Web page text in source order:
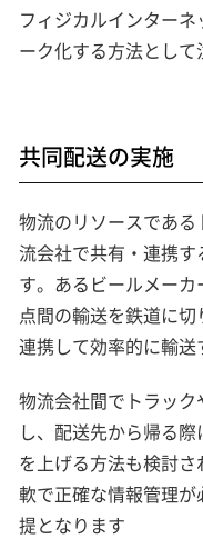
フィジカルインター
ーク化する方法として
共同配送の実施
物流のリソースであ
流会社で共有・連携
す。あるビールメー
点間の輸送を鉄道に
連携して効率的に輸送
物流会社間でトラッ
し、配送先から帰る
を上げる方法も検討
軟で正確な情報管理
提となります